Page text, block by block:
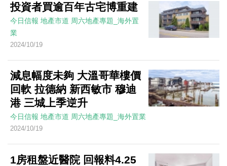
投資者買逾百年古宅博重建
今日信報 地產市道 周六地產專題_海外置
業
2024/10/19
減息幅度未夠 大溫哥華樓價
回軟 拉德納 新西敏市 穆迪
港 三城上季逆升
今日信報 地產市道 周六地產專題_海外置業
2024/10/19
1房租盤近醫院 回報料4.25